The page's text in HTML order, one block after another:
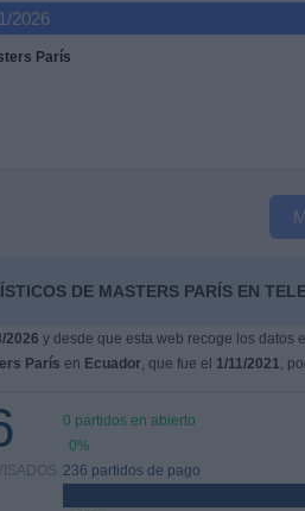
2026
París
DE MASTERS PARÍS EN
2026 y desde que esta web recoge los datos
París en Ecuador, que fue el 1/11/2021,
0 partidos en abierto
0%
236 partidos de pago